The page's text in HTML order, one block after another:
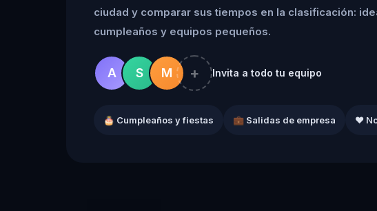
ciudad y comparar sus tiempos en la clasificación:
cumpleaños y equipos pequeños.
A S M + Invita a todo tu equipo
🎂 Cumpleaños y fiestas 💼 Salidas de empresa ❤️